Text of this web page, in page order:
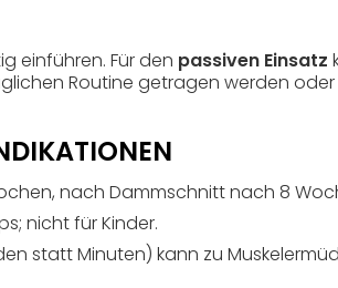
einführen. Für den passiven Einsatz
Routine getragen werden oder
nach Dammschnitt nach 8
nicht für Kinder.
statt Minuten) kann zu